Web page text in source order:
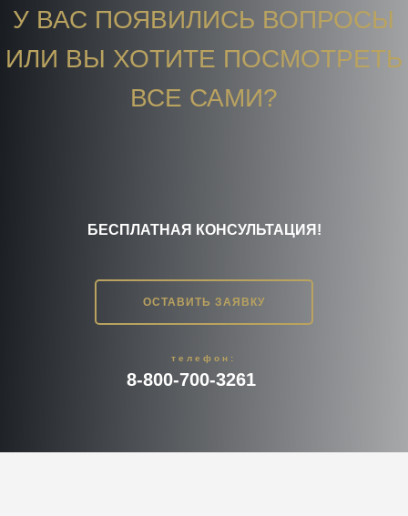
8-800-700-3261
телефон:
У ВАС ПОЯВИЛИСЬ ВОПРОСЫ
ИЛИ ВЫ ХОТИТЕ ПОСМОТРЕТЬ
ВСЕ САМИ?
БЕСПЛАТНАЯ КОНСУЛЬТАЦИЯ!
ОСТАВИТЬ ЗАЯВКУ